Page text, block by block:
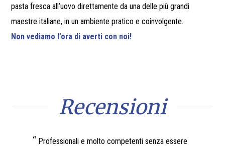
pasta fresca all’uovo direttamente da una delle più grandi
maestre italiane, in un ambiente pratico e coinvolgente.
Non vediamo l’ora di averti con noi!
Recensioni
Corsi molto belli e interessanti sia per amatori che